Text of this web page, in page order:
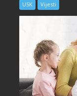
USK Vijesti